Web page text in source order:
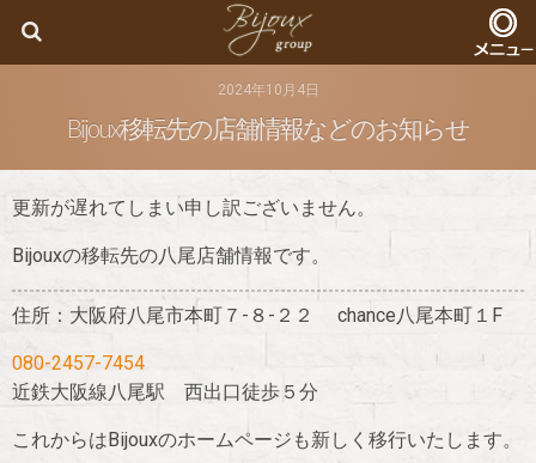
Bijoux
2024年10月4日
Bijoux移転先の店舗情報などのお知らせ
更新が遅れてしまい申し訳ございません。
Bijouxの移転先の八尾店舗情報です。
住所：大阪府八尾市本町７-８-２２ chance八尾本町１ F
080-2457-7454
近鉄大阪線八尾駅 西出口徒歩５分
これからはBijouxのホームページも新しく移行いたします。